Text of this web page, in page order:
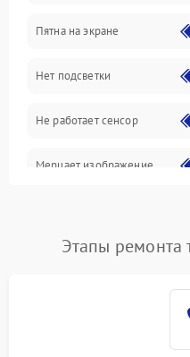
Проблемы с питанием,
Проблемы с работой
Пятна на экране
Нет подсветки
Не работает сенсор
Мерцает изображение
Не работает Face ID
Этапы ремонта